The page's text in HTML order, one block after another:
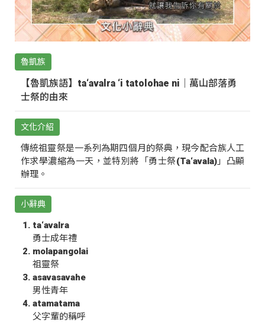
魯凱族
【魯凱族語】ta‘avalra ‘i tatolohae ni｜萬山部落勇
士祭的由來
文化介紹
傳統祖靈祭是一系列為期四個月的祭典，現今配合族人工
作求學濃縮為一天，並特別將「勇士祭(Ta‘avala)」凸顯
辦理。
小辭典
ta‘avalra
勇士成年禮
molapangolai
祖靈祭
asavasavahe
男性青年
atamatama
父字輩的稱呼